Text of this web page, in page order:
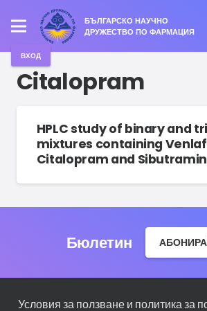
БЪЛГАРСКО НАУЧНО
ДРУЖЕСТВО ПО ФАРМАЦИЯ
ВХОД
Citalopram
HPLC study of binary and
mixtures containing
Citalopram and
Бюлетин
Условия за ползване и политика за